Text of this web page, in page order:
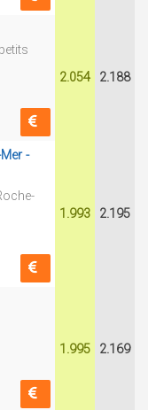
2.054 2.188
-
1.993 2.195
1.995 2.169